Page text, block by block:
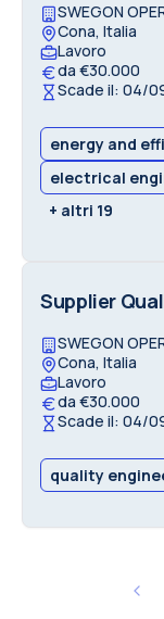
SWEGON
Cona, Italia
Lavoro
da €30.000
Scade il: 04/
energy and
electrical
+ altri 19
Supplier
SWEGON
Cona, Italia
Lavoro
da €30.000
Scade il: 04/
quality